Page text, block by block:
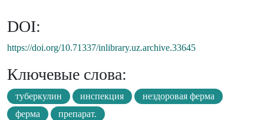
DOI:
https://doi.org/10.71337/inlibrary.uz.archive.33645
Ключевые слова:
туберкулин инспекция
нездоровая ферма
ферма
препарат.